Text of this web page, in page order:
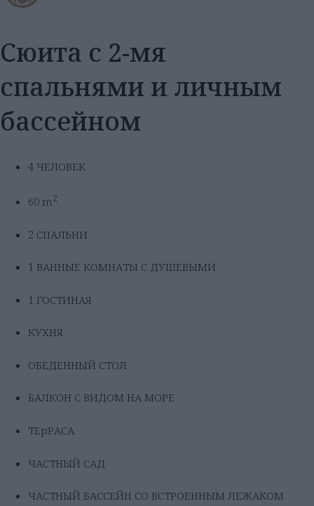
Сюита с 2-мя
спальнями и личным
бассейном
4 ЧЕЛОВЕК
60 m2
2 СПАЛЬНИ
1 ВАННЫЕ КОМНАТЫ С ДУШЕВЫМИ
1 ГОСТИНАЯ
КУХНЯ
ОБЕДЕННЫЙ СТОЛ
БАЛКОН С ВИДОМ НА МОРЕ
ТЕрРАСА
ЧАСТНЫЙ САД
ЧАСТНЫЙ БАССЕЙН СО ВСТРОЕННЫМ ЛЕЖАКОМ